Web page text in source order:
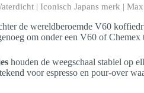
| Iconisch Japans merk |
de wereldberoemde V60
om onder een V60 of
houden de weegschaal stabiel op
voor espresso en pour-over